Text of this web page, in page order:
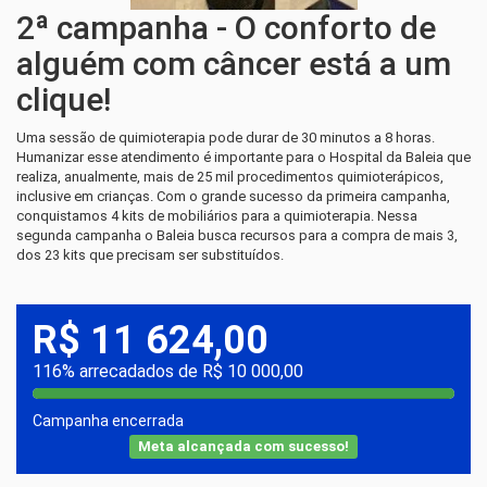
2ª campanha - O conforto de
alguém com câncer está a um
clique!
Uma sessão de quimioterapia pode durar de 30 minutos a 8 horas.
Humanizar esse atendimento é importante para o Hospital da Baleia que
realiza, anualmente, mais de 25 mil procedimentos quimioterápicos,
inclusive em crianças. Com o grande sucesso da primeira campanha,
conquistamos 4 kits de mobiliários para a quimioterapia. Nessa
segunda campanha o Baleia busca recursos para a compra de mais 3,
dos 23 kits que precisam ser substituídos.
R$ 11 624,00
116% arrecadados de R$ 10 000,00
Campanha encerrada
Meta alcançada com sucesso!